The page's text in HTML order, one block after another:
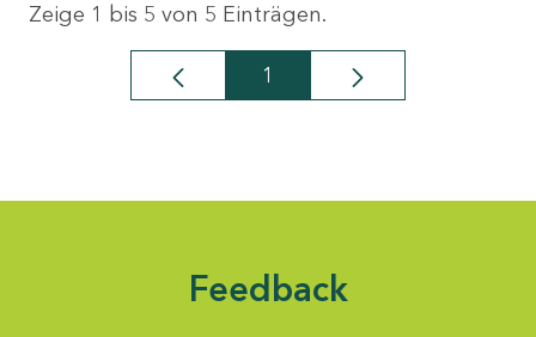
Zeige 1 bis 5 von 5 Einträgen.
Seite
1
Feedback